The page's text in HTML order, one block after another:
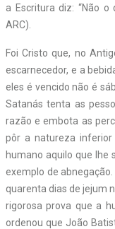
a Escritura diz: “Não o
ARC).
Foi Cristo que, no
escarnecedor, e a
eles é vencido não é
Satanás tenta as
razão e embota as
pôr a natureza inferior
humano aquilo que lhe
exemplo de
quarenta dias de jejum
rigorosa prova que a
ordenou que João